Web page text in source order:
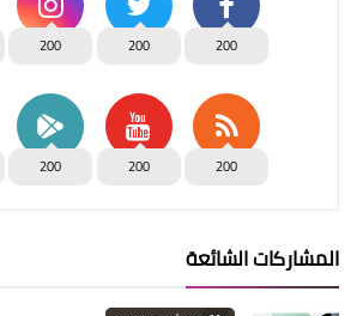
200
200
200
200
200
200
المشاركات الشائعة